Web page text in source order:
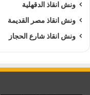
ونش انقاذ الدقهلية
ونش انقاذ مصر القديمة
ونش انقاذ شارع الحجاز